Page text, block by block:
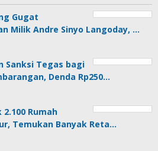
Gugat
Milik Andre Sinyo Langoday, …
Sanksi Tegas bagi
Denda Rp250…
Rumah
Temukan Banyak Reta…